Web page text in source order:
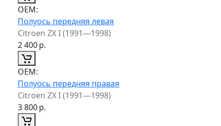
ОЕМ:
Полуось передняя левая
Citroen ZX I (1991—1998)
2 400р.
ОЕМ:
Полуось передняя правая
Citroen ZX I (1991—1998)
3 800р.